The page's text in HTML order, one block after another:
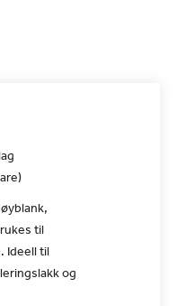
til
Ideell til
og